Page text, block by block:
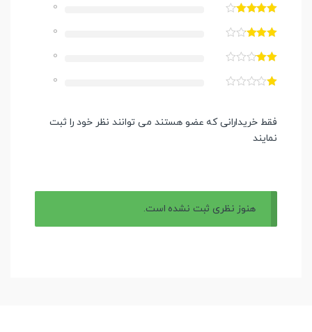
0
0
0
0
فقط خریدارانی که عضو هستند می توانند نظر خود را ثبت
نمایند
هنوز نظری ثبت نشده است.